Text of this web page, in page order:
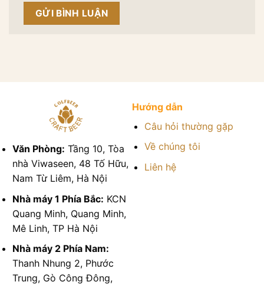
Văn Phòng: Tầng 10, Tòa
nhà Viwaseen, 48 Tố Hữu,
Nam Từ Liêm, Hà Nội
Nhà máy 1 Phía Bắc: KCN
Quang Minh, Quang Minh,
Mê Linh, TP Hà Nội
Nhà máy 2 Phía Nam:
Thanh Nhung 2, Phước
Trung, Gò Công Đông,
Hướng dẫn
Câu hỏi thường gặp
Về chúng tôi
Liên hệ